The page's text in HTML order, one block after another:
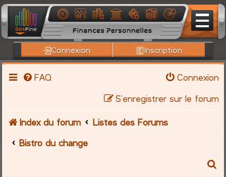
Connexion Inscription
FAQ
Connexion
S’enregistrer sur le forum
Index du forum
Listes des Forums
Bistro du change